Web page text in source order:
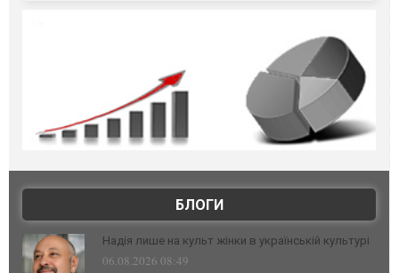
БЛОГИ
Надія лише на культ жінки в українській культурі
06.08.2026 08:49